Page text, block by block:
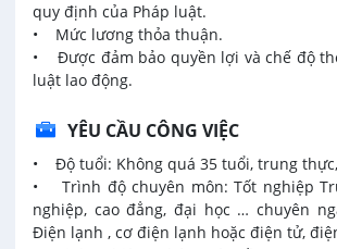
quy định của Pháp luật.
• Mức lương thỏa thuận.
• Được đảm bảo quyền lợi và chế độ
luật lao động.
YÊU CẦU CÔNG VIỆC
• Độ tuổi: Không quá 35 tuổi, trung
• Trình độ chuyên môn: Tốt nghiệp
nghiệp, cao đẳng, đại học … chuyên
Điện lạnh , cơ điện lạnh hoặc điện tử,